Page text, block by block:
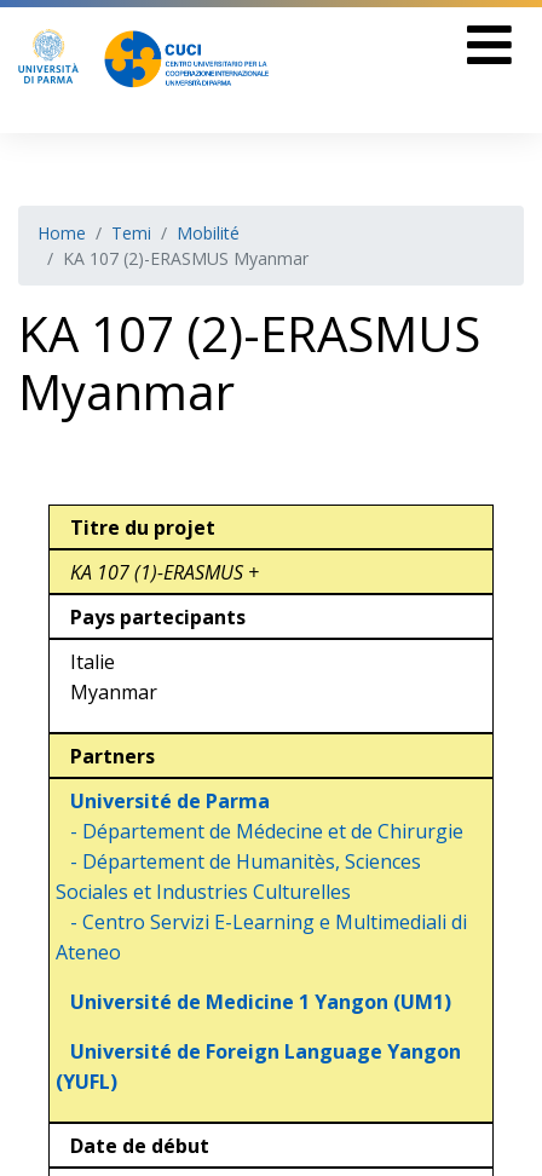
Home Temi
Mobilité
KA 107 (2)-ERASMUS Myanmar
KA 107 (2)-ERASMUS
Myanmar
Titre du projet
KA 107 (1)-ERASMUS +
Pays partecipants
Italie
Myanmar
Partners
Université de Parma
- Département de Médecine et de Chirurgie
- Département de Humanitès, Sciences
Sociales et Industries Culturelles
- Centro Servizi E-Learning e Multimediali di
Ateneo
Université de Medicine 1 Yangon (UM1)
Université de Foreign Language Yangon
(YUFL)
Date de début